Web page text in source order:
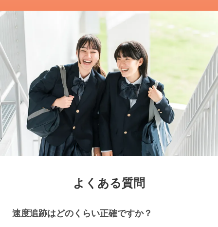
よくある質問
速度追跡はどのくらい正確ですか？